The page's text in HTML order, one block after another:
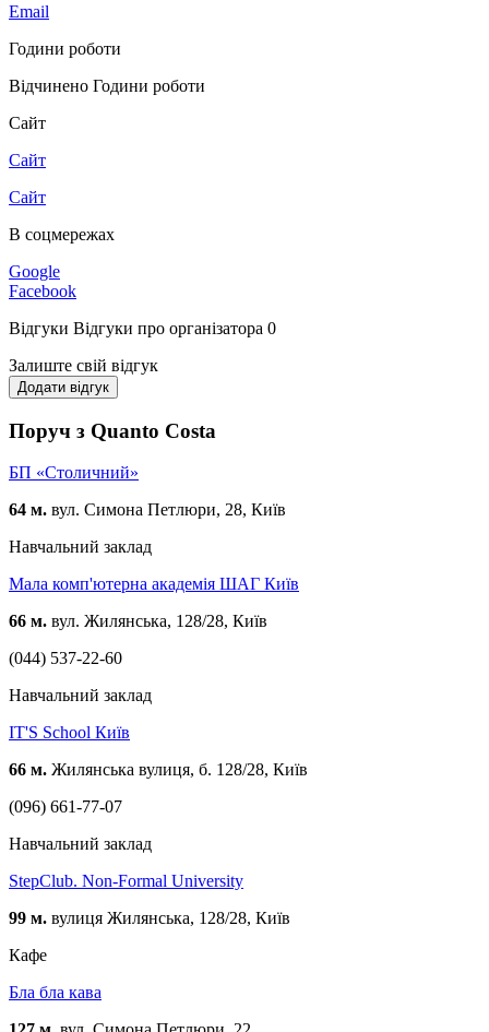
Email
Години роботи
Відчинено Години роботи
Сайт
Сайт
Сайт
В соцмережах
Google
Facebook
Відгуки Відгуки про організатора 0
Залиште свій відгук
Додати відгук
Поруч з Quanto Costa
БП «Столичний»
64 м. вул. Симона Петлюри, 28, Київ
Навчальний заклад
Мала комп'ютерна академія ШАГ Київ
66 м. вул. Жилянська, 128/28, Київ
(044) 537-22-60
Навчальний заклад
IT'S School Київ
66 м. Жилянська вулиця, б. 128/28, Київ
(096) 661-77-07
Навчальний заклад
StepClub. Non-Formal University
99 м. вулиця Жилянська, 128/28, Київ
Кафе
Бла бла кава